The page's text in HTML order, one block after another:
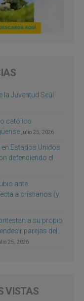
Juventud Seúl
católico
julio 25, 2026
Estados Unidos
defendiendo el
ante
a cristianos (y
a su propio
parejas del
25, 2026
VISTAS